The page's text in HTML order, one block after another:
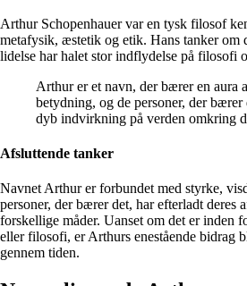
Arthur Schopenhauer var en tysk filosof
metafysik, æstetik og etik. Hans tanker om
lidelse har halet stor indflydelse på filosofi
Arthur er et navn, der bærer en aura
betydning, og de personer, der bærer
dyb indvirkning på verden omkring
Afsluttende tanker
Navnet Arthur er forbundet med styrke,
personer, der bærer det, har efterladt deres
forskellige måder. Uanset om det er inden
eller filosofi, er Arthurs enestående bidrag
gennem tiden.